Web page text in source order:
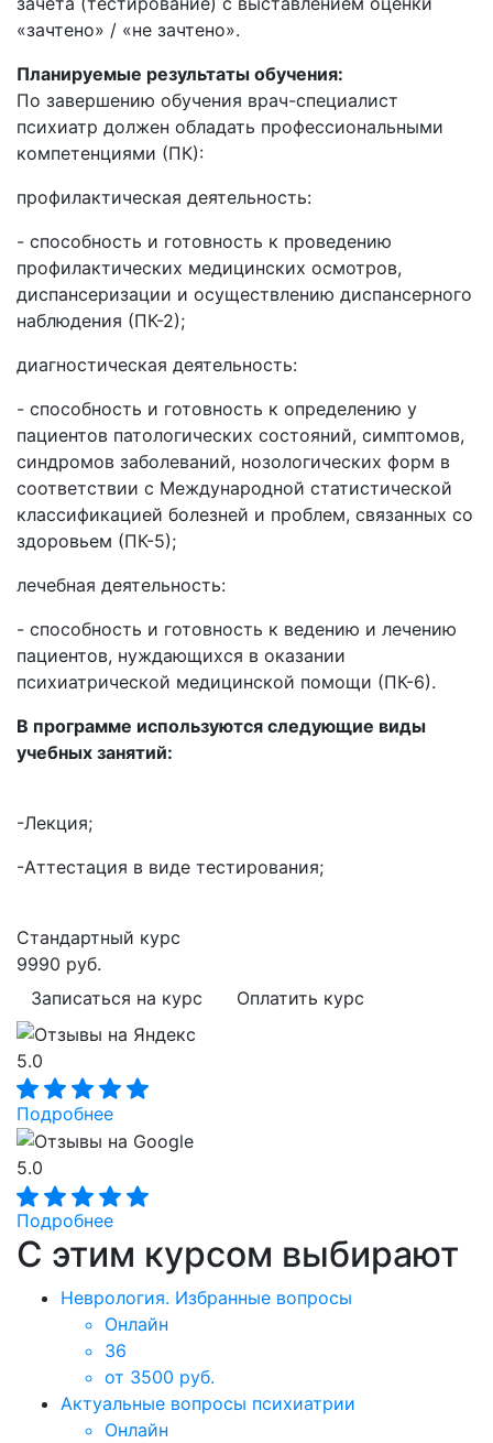
«зачтено» / «не зачтено».
Планируемые результаты обучения:
По завершению обучения врач-специалист
психиатр должен обладать профессиональными
компетенциями (ПК):
профилактическая деятельность:
- способность и готовность к проведению
профилактических медицинских осмотров,
диспансеризации и осуществлению диспансерного
наблюдения (ПК-2);
диагностическая деятельность:
- способность и готовность к определению у
пациентов патологических состояний, симптомов,
синдромов заболеваний, нозологических форм в
соответствии с Международной статистической
классификацией болезней и проблем, связанных со
здоровьем (ПК-5);
лечебная деятельность:
- способность и готовность к ведению и лечению
пациентов, нуждающихся в оказании
психиатрической медицинской помощи (ПК-6).
В программе используются следующие виды
учебных занятий:
-Лекция;
-Аттестация в виде тестирования;
Стандартный курс
9990 руб.
Записаться на курс
Оплатить курс
5.0
Подробнее
5.0
Подробнее
С этим курсом выбирают
Неврология. Избранные вопросы
Онлайн
36
от 3500 руб.
Актуальные вопросы психиатрии
Онлайн